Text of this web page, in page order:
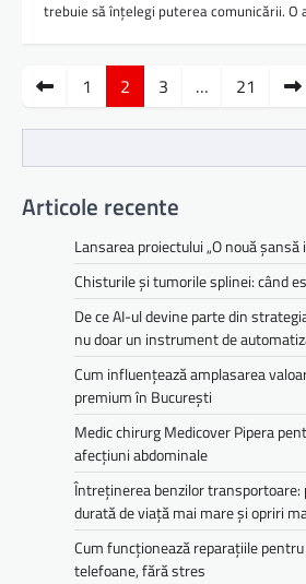
trebuie să înțelegi puterea comunicării. O
Paginație
articole
1 2 3 … 21
Articole recente
Lansarea proiectului „O nouă
Chisturile și tumorile splinei: când
De ce AI-ul devine parte din
nu doar un instrument de
Cum influențează amplasarea
premium în București
Medic chirurg Medicover Pipera
afecțiuni abdominale
Întreținerea benzilor
durată de viață mai mare și opriri
Cum funcționează reparațiile
telefoane, fără stres